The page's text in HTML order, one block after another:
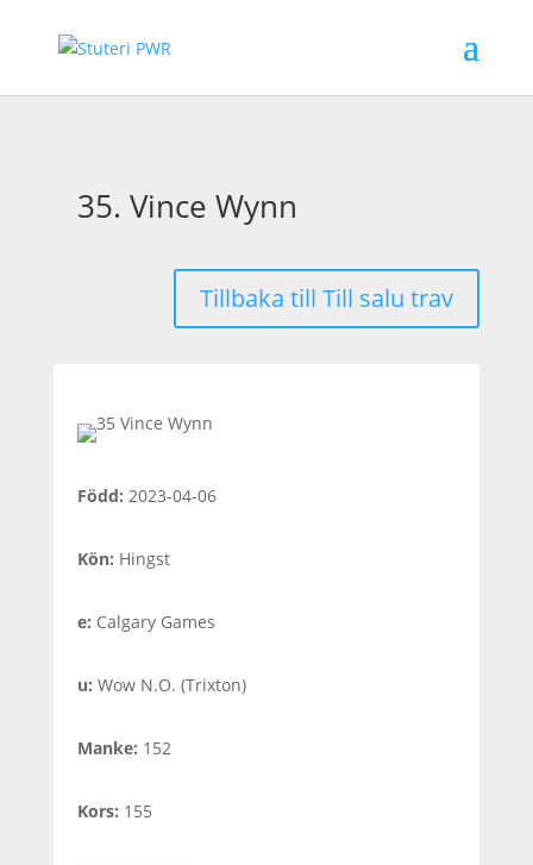
35. Vince Wynn
Tillbaka till Till salu trav
Född: 2023-04-06
Kön: Hingst
e: Calgary Games
u: Wow N.O. (Trixton)
Manke: 152
Kors: 155